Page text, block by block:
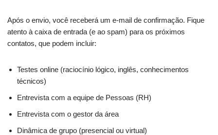
Após o envio, você receberá um e-mail de confirmação. Fique
atento à caixa de entrada (e ao spam) para os próximos
contatos, que podem incluir:
Testes online (raciocínio lógico, inglês, conhecimentos
técnicos)
Entrevista com a equipe de Pessoas (RH)
Entrevista com o gestor da área
Dinâmica de grupo (presencial ou virtual)